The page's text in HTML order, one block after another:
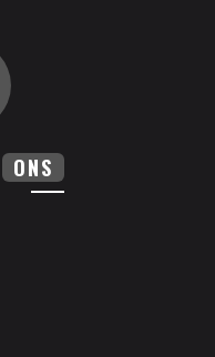
ONS